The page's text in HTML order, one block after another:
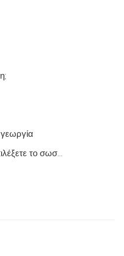
Parmigiano Reggiano: πώς να επιλέξετε το σωστό